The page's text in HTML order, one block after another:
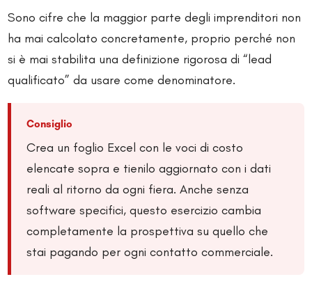
Sono cifre che la maggior parte degli imprenditori non
ha mai calcolato concretamente, proprio perché non
si è mai stabilita una definizione rigorosa di “lead
qualificato” da usare come denominatore.
Consiglio
Crea un foglio Excel con le voci di costo
elencate sopra e tienilo aggiornato con i dati
reali al ritorno da ogni fiera. Anche senza
software specifici, questo esercizio cambia
completamente la prospettiva su quello che
stai pagando per ogni contatto commerciale.